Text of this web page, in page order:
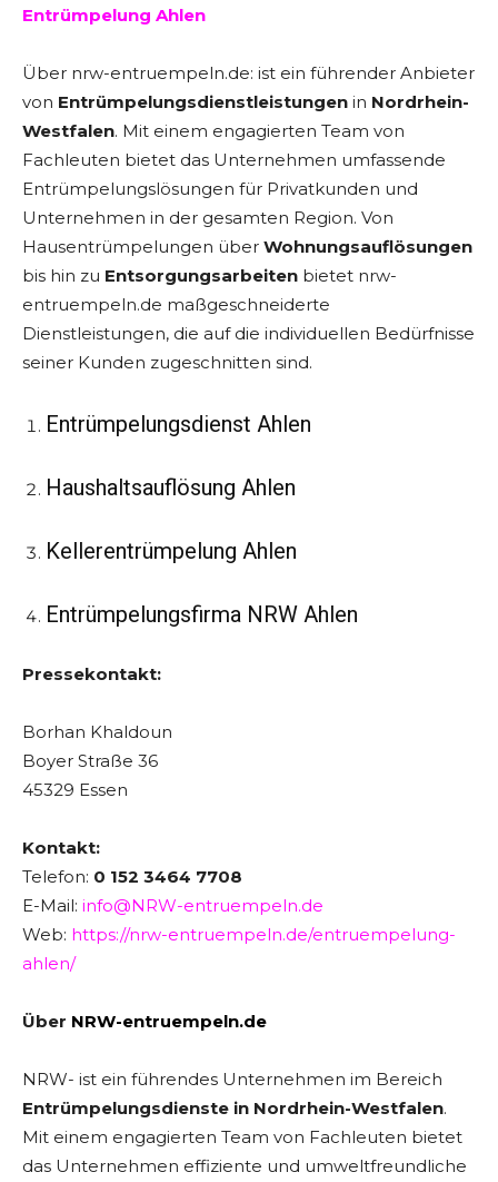
Entrümpelung Ahlen
Über nrw-entruempeln.de: ist ein führender Anbieter
von Entrümpelungsdienstleistungen in Nordrhein-
Westfalen. Mit einem engagierten Team von
Fachleuten bietet das Unternehmen umfassende
Entrümpelungslösungen für Privatkunden und
Unternehmen in der gesamten Region. Von
Hausentrümpelungen über Wohnungsauflösungen
bis hin zu Entsorgungsarbeiten bietet nrw-
entruempeln.de maßgeschneiderte
Dienstleistungen, die auf die individuellen Bedürfnisse
seiner Kunden zugeschnitten sind.
Entrümpelungsdienst Ahlen
Haushaltsauflösung Ahlen
Kellerentrümpelung Ahlen
Entrümpelungsfirma NRW Ahlen
Pressekontakt:
Borhan Khaldoun
Boyer Straße 36
45329 Essen
Kontakt:
Telefon: 0 152 3464 7708
E-Mail: info@NRW-entruempeln.de
Web: https://nrw-entruempeln.de/entruempelung-
ahlen/
Über NRW-entruempeln.de
NRW- ist ein führendes Unternehmen im Bereich
Entrümpelungsdienste in Nordrhein-Westfalen.
Mit einem engagierten Team von Fachleuten bietet
das Unternehmen effiziente und umweltfreundliche